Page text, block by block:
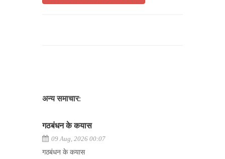
अन्य समाचार:
गठबंधन के कयास
09 Aug, 2026 00:07
गठबंधन के कयास